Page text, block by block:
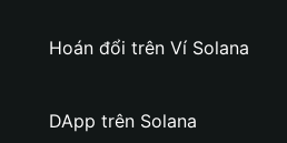
Hoán đổi trên Ví Solana
DApp trên Solana